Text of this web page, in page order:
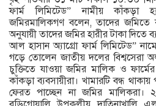
ফার্ম লিমিটেড” নামীয় কাঁকড়া
জমিরমালিকগণ বলেন, তাদের জমিতে
অনুযায়ী তাদের জমির হারীর টাকা দিতে
আল হাসান অ্যাগ্রো ফার্ম লিমিটেড”
গড়ে তোলেন জাতীয় দলের বিশ্বসেরা
চুক্তিতে যাওয়া জমির মালিক ও
কাঁকড়া ব্যবসায়ীরা। খামারটি বন্ধ
ফেরত পাচ্ছেন না জমির মালিকরা।